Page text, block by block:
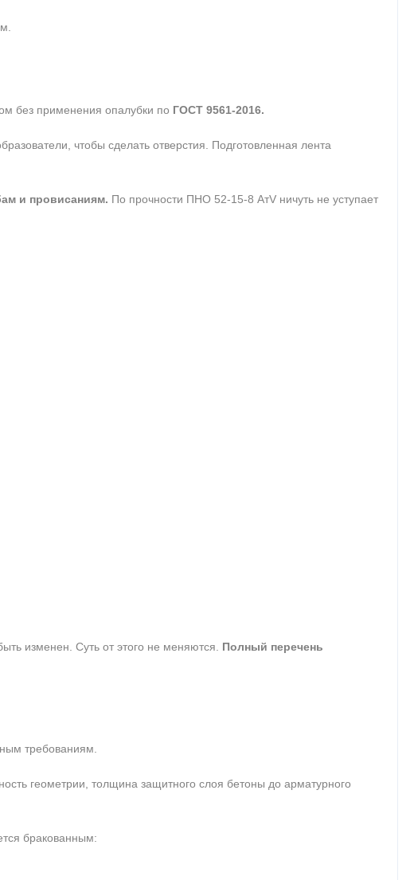
без применения опалубки по ГОСТ 9561-2016.
чтобы сделать отверстия. Подготовленная лента
и провисаниям. По прочности ПНО 52-15-8 АтV ничуть не уступает
изменен. Суть от этого не меняются. Полный перечень
требованиям.
геометрии, толщина защитного слоя бетоны до арматурного
бракованным: